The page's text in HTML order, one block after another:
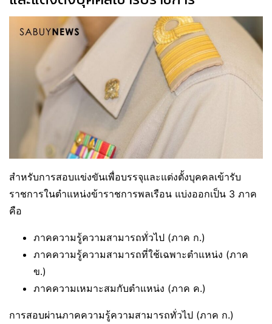
สำหรับการสอบแข่งขันเพื่อบรรจุและแต่งตั้งบุคคลเข้ารับ
ราชการในตำแหน่งข้าราชการพลเรือน แบ่งออกเป็น 3 ภาค
คือ
ภาคความรู้ความสามารถทั่วไป (ภาค ก.)
ภาคความรู้ความสามารถที่ใช้เฉพาะตำแหน่ง (ภาค
ข.)
ภาคความเหมาะสมกับตำแหน่ง (ภาค ค.)
การสอบผ่านภาคความรู้ความสามารถทั่วไป (ภาค ก.)